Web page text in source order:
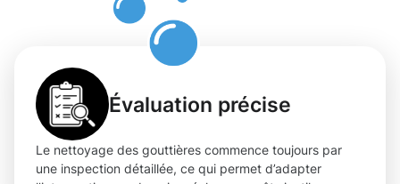
Évaluation précise
Le nettoyage des gouttières commence toujours par
une inspection détaillée, ce qui permet d’adapter